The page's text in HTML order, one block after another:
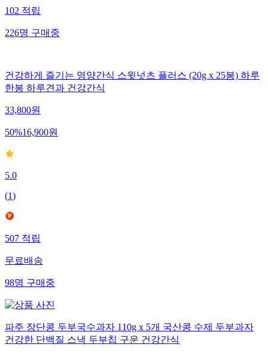
102 적립
226명 구매중
건강하게 즐기는 영양간식 스윗넛츠 플러스 (20g x 25봉) 하루
한봉 하루견과 건강간식
33,800원
50%16,900원
5.0
(1)
507 적립
무료배송
98명 구매중
파주 장단콩 두부국수과자 110g x 5개 국산콩 수제 두부과자
건강한 단백질 스낵 두부칩 구운 건강간식